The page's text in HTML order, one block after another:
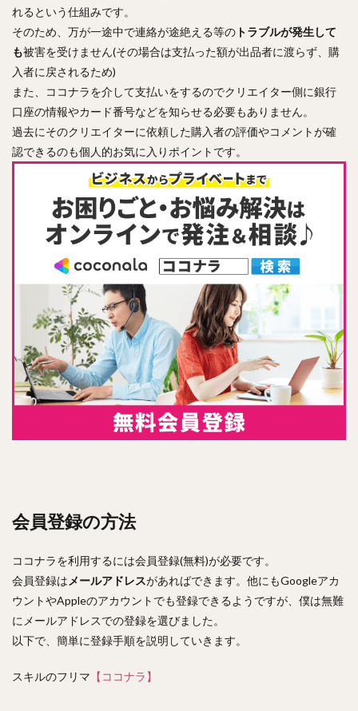
れるという仕組みです。
そのため、万が一途中で連絡が途絶える等の トラブルが発生して
も被害を受けません(その場合は支払った額が出品者に渡らず、購
入者に戻されるため)
また、ココナラを介して支払いをするのでクリエイター側に銀行
口座の情報やカード番号などを知らせる必要もありません。
過去にそのクリエイターに依頼した購入者の評価やコメントが確
認できるのも個人的お気に入りポイントです。
会員登録の方法
ココナラを利用するには会員登録(無料)が必要です。
会員登録は メールアドレスがあればできます。他にもGoogleアカ
ウントやAppleのアカウントでも登録できるようですが、僕は無難
にメールアドレスでの登録を選びました。
以下で、簡単に登録手順を説明していきます。
スキルのフリマ 【ココナラ】